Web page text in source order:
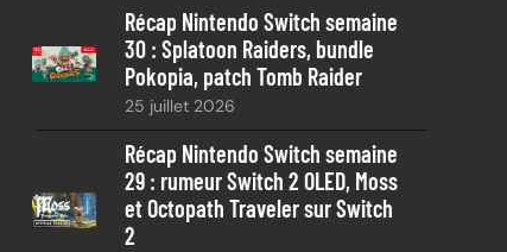
c
h
Récap Nintendo Switch semaine
30 : Splatoon Raiders, bundle
Pokopia, patch Tomb Raider
25 juillet 2026
Récap Nintendo Switch semaine
29 : rumeur Switch 2 OLED, Moss
et Octopath Traveler sur Switch
2